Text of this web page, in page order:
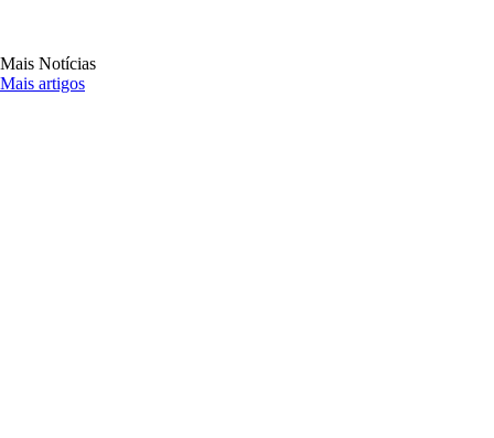
Mais Notícias
Mais artigos